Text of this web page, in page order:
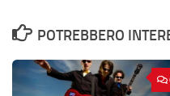
POTREBBERO